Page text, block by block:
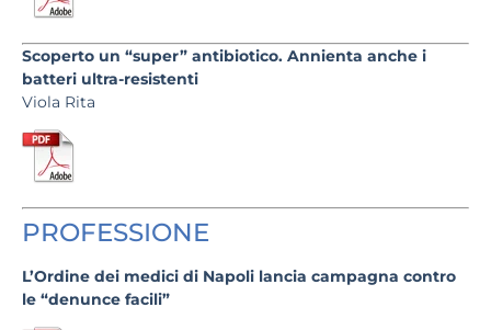
Scoperto un “super” antibiotico. Annienta anche i
batteri ultra-resistenti
Viola Rita
PROFESSIONE
L’Ordine dei medici di Napoli lancia campagna contro
le “denunce facili”